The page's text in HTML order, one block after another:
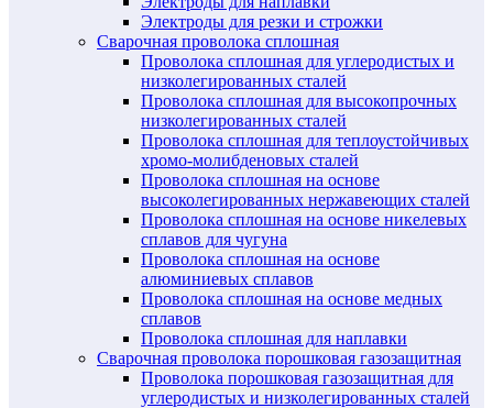
Электроды для резки и строжки
Сварочная проволока сплошная
Проволока сплошная для углеродистых и
низколегированных сталей
Проволока сплошная для высокопрочных
низколегированных сталей
Проволока сплошная для теплоустойчивых
хромо-молибденовых сталей
Проволока сплошная на основе
высоколегированных нержавеющих сталей
Проволока сплошная на основе никелевых
сплавов для чугуна
Проволока сплошная на основе
алюминиевых сплавов
Проволока сплошная на основе медных
сплавов
Проволока сплошная для наплавки
Сварочная проволока порошковая газозащитная
Проволока порошковая газозащитная для
углеродистых и низколегированных сталей